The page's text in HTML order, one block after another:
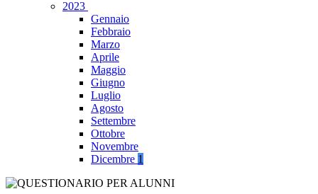
2023
Gennaio
Febbraio
Marzo
Aprile
Maggio
Giugno
Luglio
Agosto
Settembre
Ottobre
Novembre
Dicembre 1